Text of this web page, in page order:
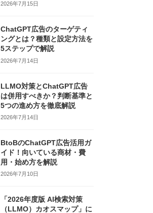
2026年7月15日
ChatGPT広告のターゲティ
ングとは？種類と設定方法を
5ステップで解説
2026年7月14日
LLMO対策とChatGPT広告
は併用すべきか？判断基準と
5つの進め方を徹底解説
2026年7月14日
BtoBのChatGPT広告活用ガ
イド！向いている商材・費
用・始め方を解説
2026年7月10日
「2026年度版 AI検索対策
（LLMO）カオスマップ」に